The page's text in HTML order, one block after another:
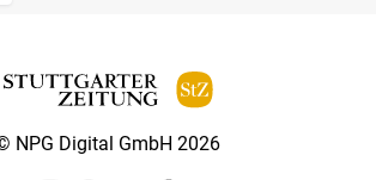
NPG Digital GmbH 2026